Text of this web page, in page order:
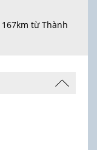
167km từ Thành